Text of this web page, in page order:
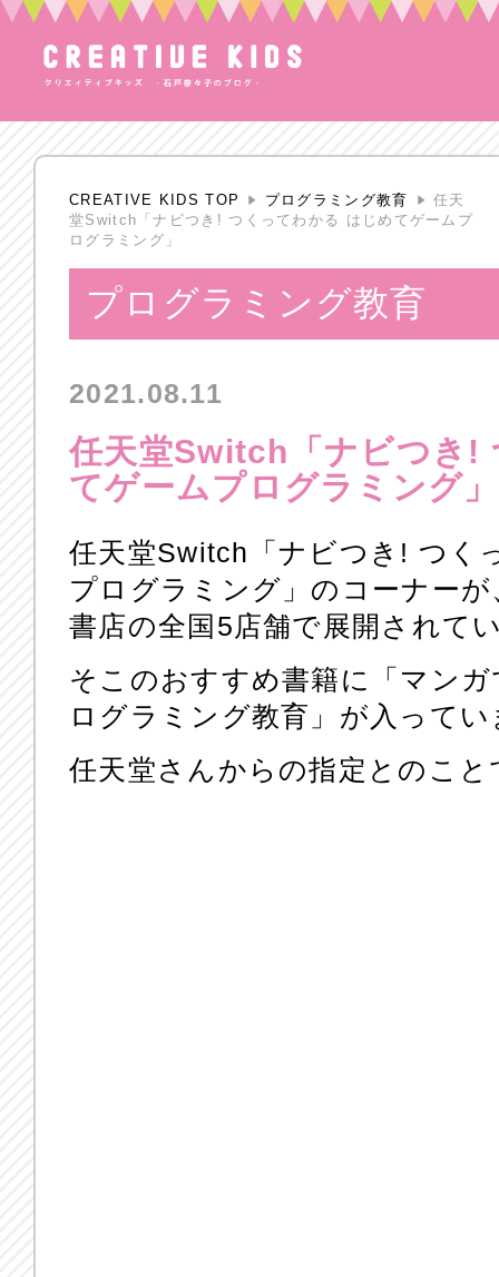
CREATIVE KIDS TOP プログラミング教育
任天
堂Switch「ナビつき! つくってわかる はじめてゲームプ
ログラミング」
プログラミング教育
2021.08.11
任天堂Switch「ナビつき!
てゲームプログラミング」
任天堂Switch「ナビつき! つく
プログラミング」のコーナー
書店の全国5店舗で展開されて
そこのおすすめ書籍に「マン
ログラミング教育」が入ってい
任天堂さんからの指定とのこ